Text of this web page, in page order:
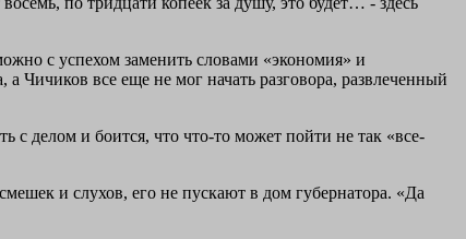
с успехом заменить словами «экономия» и
Чичиков все еще не мог начать разговора, развлеченный
с делом и боится, что что-то может пойти не так «все-
и слухов, его не пускают в дом губернатора. «Да